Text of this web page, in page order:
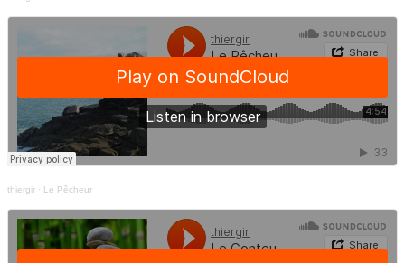
thiergir · Le Pêcheur